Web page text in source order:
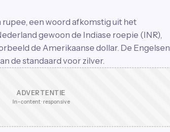
een woord afkomstig uit het
gewoon de Indiase roepie (INR),
de Amerikaanse dollar. De Engelsen
de standaard voor zilver.
ADVERTENTIE
In-content · responsive